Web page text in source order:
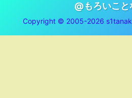
@もろいこと
Copyright © 2005-2026